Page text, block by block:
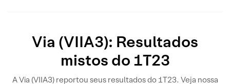
Via (VIIA3): Resultados
mistos do 1T23
A Via (VIIA3) reportou seus resultados do 1T23. Veja nossa